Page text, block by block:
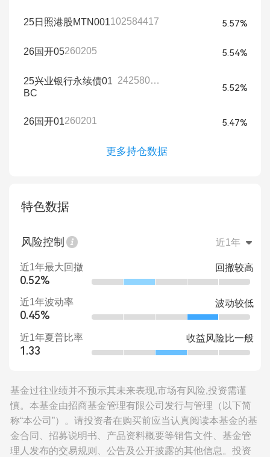
25日照港股MTN001102584417 5.57%
26国开05260205 5.54%
25兴业银行永续债01
BC
242580007
5.52%
26国开01260201 5.47%
更多持仓数据
特色数据
风险控制 近1年
近1年最大回撤
0.52%
回撤较高
近1年波动率
0.45%
波动较低
近1年夏普比率
1.33
收益风险比一般
基金过往业绩并不预示其未来表现,市场有风险,投资需谨
慎。本基金由招商基金管理有限公司发行与管理（以下简
称“本公司”）。请投资者在购买前应当认真阅读本基金的基
金合同、招募说明书、产品资料概要等销售文件、基金管
理人发布的交易规则、公告及公开披露的其他信息。投资